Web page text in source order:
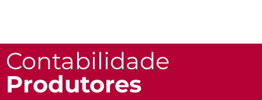
Contabilidade
Produtores